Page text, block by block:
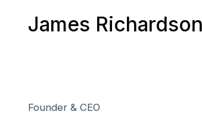
James
Founder & CEO